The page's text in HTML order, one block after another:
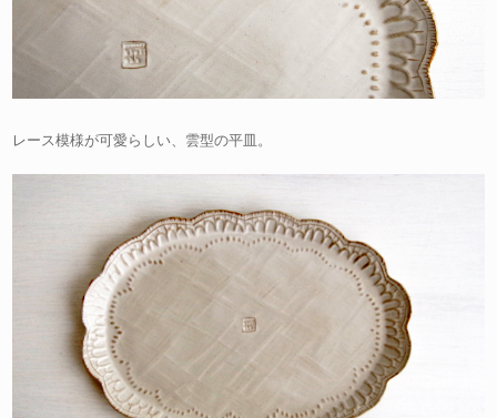
レース模様が可愛らしい、雲型の平皿。